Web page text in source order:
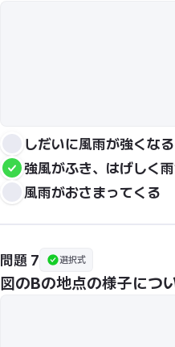
しだいに風雨が強くなる
強風がふき、はげしく
風雨がおさまってくる
問題 7 選択式
図のBの地点の様子につ